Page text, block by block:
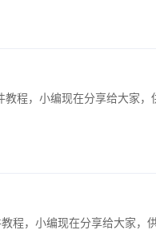
程，小编现在分享给大家
程，小编现在分享给大家